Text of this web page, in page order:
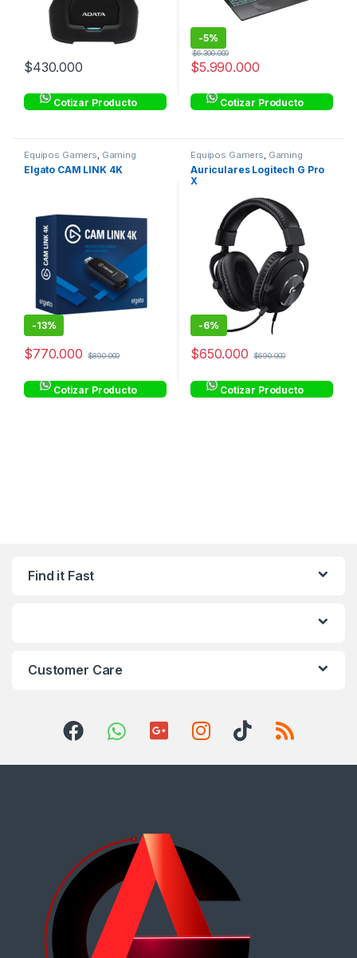
$430.000
Cotizar Producto
-5%
$5.990.000
$6.300.000
Cotizar Producto
Equipos Gamers, Gaming
Elgato CAM LINK 4K
-13%
$770.000 $890.000
Cotizar Producto
Equipos Gamers, Gaming
Auriculares Logitech G Pro
X
-6%
$650.000 $690.000
Cotizar Producto
Find it Fast
Customer Care